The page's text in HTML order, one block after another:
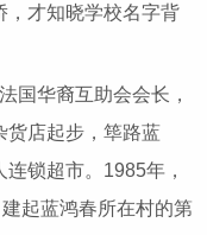
，才知晓学校名字背
国华裔互助会会长，
货店起步，筚路蓝
锁超市。1985年，
起蓝鸿春所在村的第